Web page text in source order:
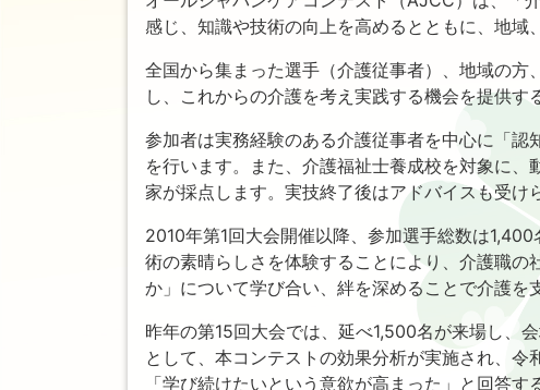
感じ、知識や技術の向上を高めるとともに、地域
全国から集まった選手（介護従事者）、地域の
し、これからの介護を考え実践する機会を提供す
参加者は実務経験のある介護従事者を中心に「
を行います。また、介護福祉士養成校を対象に
家が採点します。実技終了後はアドバイスも受け
2010年第1回大会開催以降、参加選手総数は
術の素晴らしさを体験することにより、介護職
か」について学び合い、絆を深めることで介護を
昨年の第15回大会では、延べ1,500名が来場し、
として、本コンテストの効果分析が実施され、
「学び続けたいという意欲が高まった」と回答